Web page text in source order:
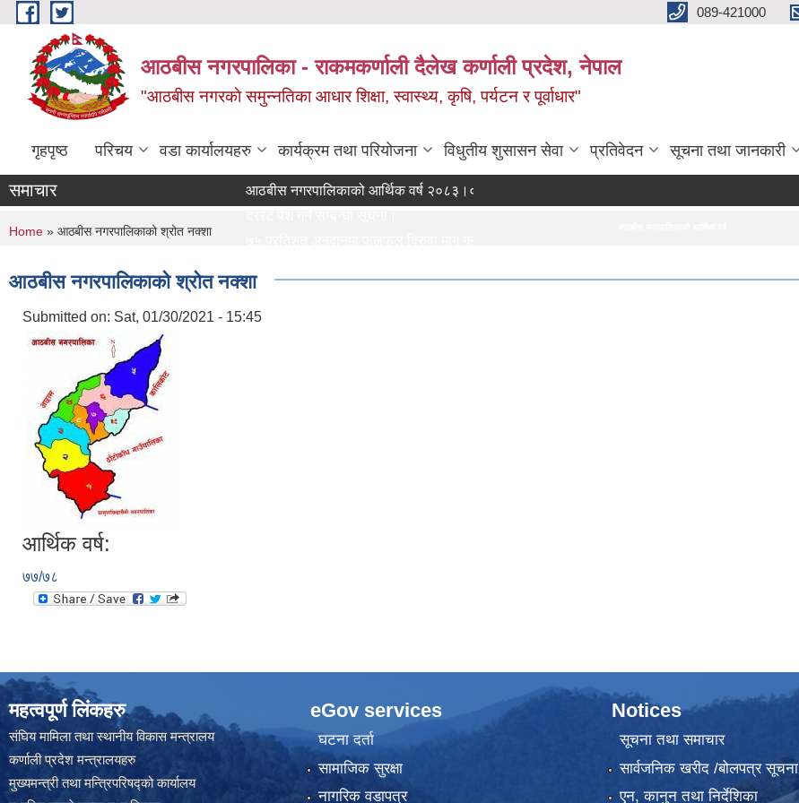
Skip to main content 089-421000
आठबीस नगरपालिका - राकमकर्णाली दैलेख कर्णाली प्रदेश, नेपाल
"आठबीस नगरकाे समुन्नतिका आधार शिक्षा, स्वास्थ्य, कृषि, पर्यटन र पूर्वाधार"
गृहपृष्ठ परिचय वडा कार्यालयहरु कार्यक्रम तथा परियोजना विधुतीय शुसासन सेवा प्रतिवेदन सूचना तथा जानकारी
समाचार
आठबीस नगरपालिकाको आर्थिक वर्ष २०८३।०८४ को नीति तथा कार्यक्रम
दररेट पेश गर्ने सम्बन्धी सूचना
Re Invitation For Electronic Bids
You are here
Home » आठबीस नगरपालिकाको श्रोत नक्शा
आठबीस नगरपालिकाको श्रोत नक्शा
Submitted on: Sat, 01/30/2021 - 15:45
आर्थिक वर्ष:
७७/७८
महत्वपूर्ण लिंकहरु
संघिय मामिला तथा स्थानीय विकास मन्त्रालय
कर्णाली प्रदेश मन्त्रालयहरु
मुख्यमन्त्री तथा मन्त्रिपरिषद्को कार्यालय
eGov services
घटना दर्ता
सामाजिक सुरक्षा
नागरिक वडापत्र
Notices
सूचना तथा समाचार
सार्वजनिक खरीद /बोलपत्र सूचना
एन, कानुन तथा निर्देशिका